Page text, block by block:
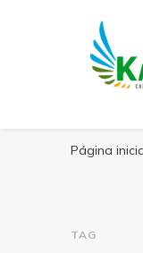
Página
TAG